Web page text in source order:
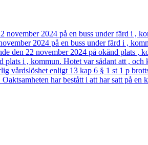
2024 på en buss under färd i ,
2024 på en buss under färd i ,
den 22 november 2024 på okänd plats
i , kommun. Hotet var sådant att ,
vårdslöshet enligt 13 kap 6 § 1 st 1 p
har bestått i att har satt på